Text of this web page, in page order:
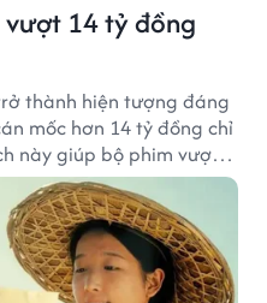
14 tỷ đồng
thành hiện tượng đáng
mốc hơn 14 tỷ đồng chỉ
này giúp bộ phim vượt
hút giữa cuộc cạnh